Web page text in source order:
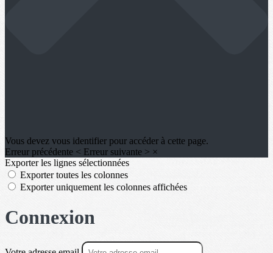
Vous devez vous identifier pour accéder à cette page.
Erreur précédente < Erreur suivante > ×
Exporter les lignes sélectionnées
Exporter toutes les colonnes
Exporter uniquement les colonnes affichées
Connexion